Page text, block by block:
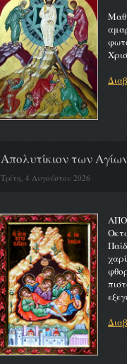
Απολυτίκιον των
Τρίτη, 4 Αυγούστου 2026